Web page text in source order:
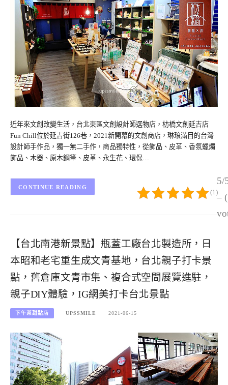
近年來文創改變生活，台北東區文創設計師選物店，枋橋文創延吉店
Fun Chill位於延吉街126巷，2021新開幕的文創商店，琳琅滿目的台灣
設計師手作品，獨一無二手作，商品獨特性，從飾品、皮革、香氛蠟燭
飾品、木器、原木鋼筆、皮革、永生花、環保…
5/
–
(1)
CONTINUE READING
【台北南港新景點】瓶蓋工廠台北製造所，日
本昭和老宅重生成文青基地，台北親子打卡景
點，舊倉庫文青市集、複合式空間展覽進駐，
親子DIY體驗，IG網美打卡台北景點
下午茶甜點店 UPSSMILE 2021-06-15